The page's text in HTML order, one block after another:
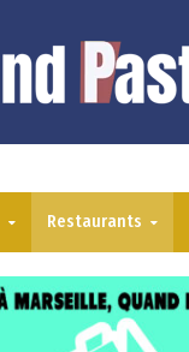
Restaurants